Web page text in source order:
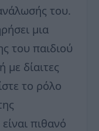
του.
μια
του παιδιού
δίαιτες
το ρόλο
πιθανό